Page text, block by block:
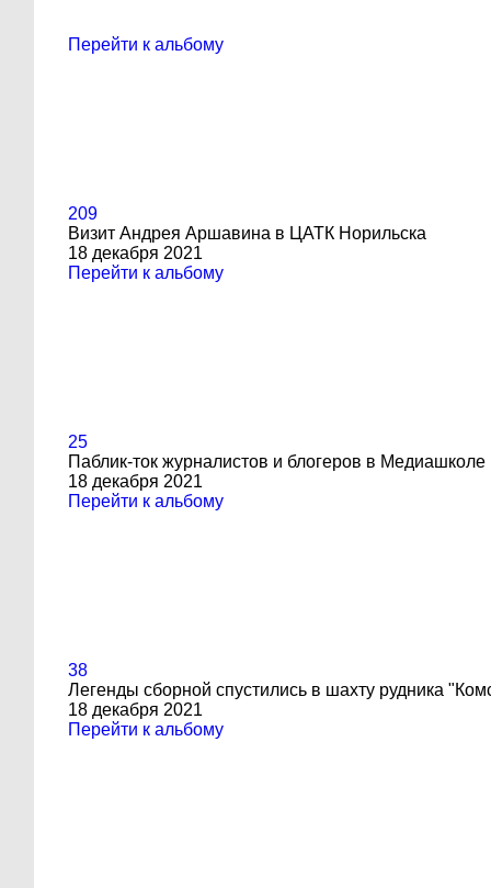
Перейти к альбому
209
Визит Андрея Аршавина в ЦАТК Норильска
18 декабря 2021
Перейти к альбому
25
Паблик-ток журналистов и блогеров в Медиашколе
18 декабря 2021
Перейти к альбому
38
Легенды сборной спустились в шахту рудника
18 декабря 2021
Перейти к альбому